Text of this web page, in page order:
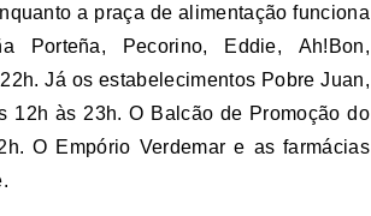
a praça de alimentação funciona
Porteña, Pecorino, Eddie, Ah!Bon,
Já os estabelecimentos Pobre Juan,
12h às 23h. O Balcão de Promoção do
O Empório Verdemar e as farmácias